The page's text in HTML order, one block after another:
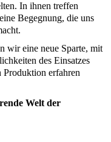
In ihnen treffen
Begegnung, die uns
wir eine neue Sparte, mit
des Einsatzes
Produktion erfahren
Welt der